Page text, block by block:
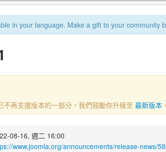
in your language. Make a gift to your community
再支援版本的一部分，我們鼓勵你升級至 最新版本
08-16, 週二 16:00
www.joomla.org/announcements/release-news/